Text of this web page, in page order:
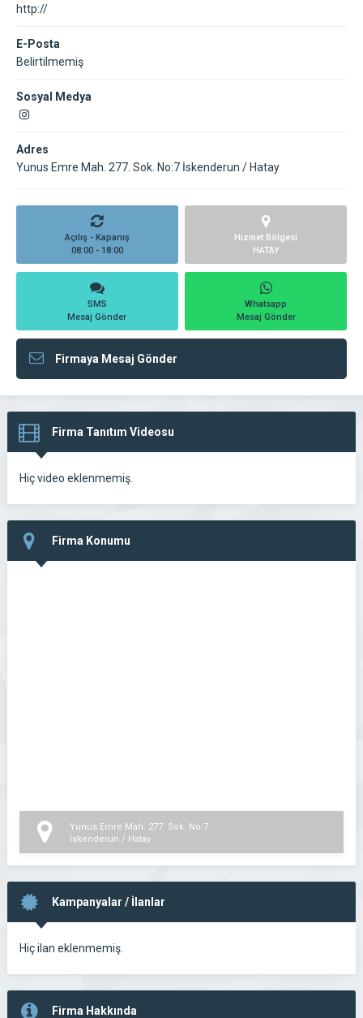
http://
E-Posta
Belirtilmemiş
Sosyal Medya
Adres
Yunus Emre Mah. 277. Sok. No:7 İskenderun / Hatay
Açılış - Kapanış
08:00 - 18:00
Hizmet Bölgesi
HATAY
SMS
Mesaj Gönder
Whatsapp
Mesaj Gönder
Firmaya Mesaj Gönder
Firma Tanıtım Videosu
Hiç video eklenmemiş.
Firma Konumu
Yunus Emre Mah. 277. Sok. No:7
İskenderun / Hatay
Kampanyalar / İlanlar
Hiç ilan eklenmemiş.
Firma Hakkında